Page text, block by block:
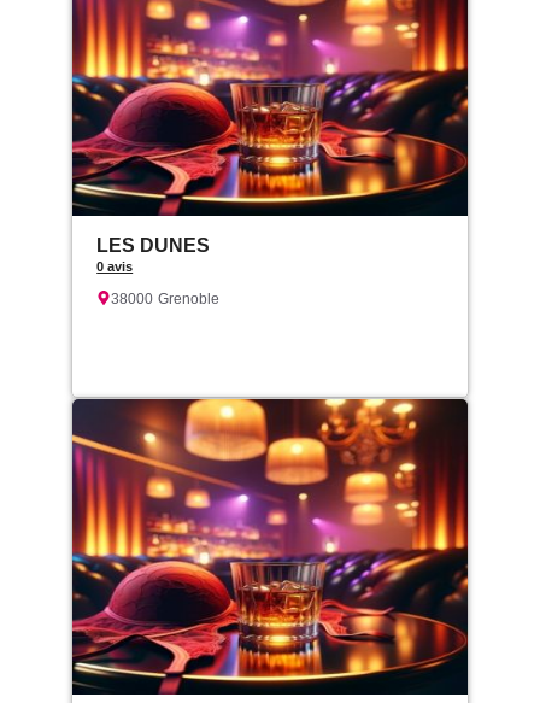
LES DUNES
0 avis
38000 Grenoble